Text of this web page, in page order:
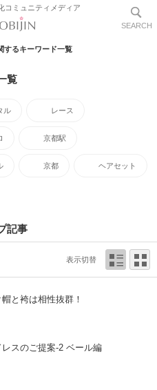
コミュニティメディア
SEARCH
するキーワード一覧
覧
ル レース
京都駅
京都 ヘアセット
記事
表示切替
と袴は相性抜群！
スのご提案-2 ベール編